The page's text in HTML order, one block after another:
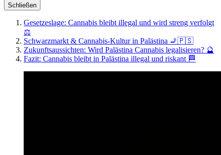
Schließen
Gesetzeslage: Cannabis bleibt illegal und wird streng verfolgt
⚖️
Schwarzmarkt & Cannabis-Kultur in Palästina 🚬🇵🇸
Zukunftsaussichten: Wird Palästina Cannabis legalisieren? 🔮
Fazit: Cannabis bleibt in Palästina illegal und riskant 🏁